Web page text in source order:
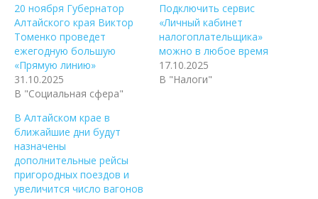
20 ноября Губернатор
Алтайского края Виктор
Томенко проведет
ежегодную большую
«Прямую линию»
31.10.2025
В "Социальная сфера"
Подключить сервис
«Личный кабинет
налогоплательщика»
можно в любое время
17.10.2025
В "Налоги"
В Алтайском крае в
ближайшие дни будут
назначены
дополнительные рейсы
пригородных поездов и
увеличится число вагонов